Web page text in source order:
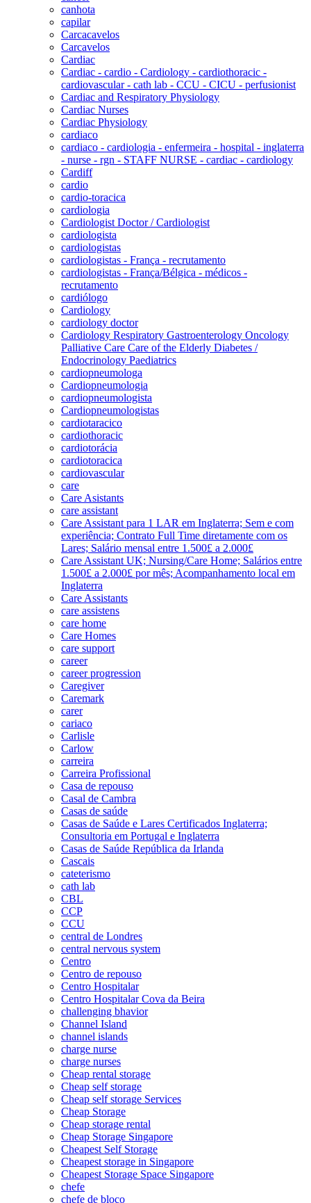
canhota
capilar
Carcacavelos
Carcavelos
Cardiac
Cardiac - cardio - Cardiology - cardiothoracic -
cardiovascular - cath lab - CCU - CICU - perfusionist
Cardiac and Respiratory Physiology
Cardiac Nurses
Cardiac Physiology
cardiaco
cardiaco - cardiologia - enfermeira - hospital - inglaterra
- nurse - rgn - STAFF NURSE - cardiac - cardiology
Cardiff
cardio
cardio-toracica
cardiologia
Cardiologist Doctor / Cardiologist
cardiologista
cardiologistas
cardiologistas - França - recrutamento
cardiologistas - França/Bélgica - médicos -
recrutamento
cardiólogo
Cardiology
cardiology doctor
Cardiology Respiratory Gastroenterology Oncology
Palliative Care Care of the Elderly Diabetes /
Endocrinology Paediatrics
cardiopneumologa
Cardiopneumologia
cardiopneumologista
Cardiopneumologistas
cardiotaracico
cardiothoracic
cardiotorácia
cardiotoracica
cardiovascular
care
Care Asistants
care assistant
Care Assistant para 1 LAR em Inglaterra; Sem e com
experiência; Contrato Full Time diretamente com os
Lares; Salário mensal entre 1.500£ a 2.000£
Care Assistant UK; Nursing/Care Home; Salários entre
1.500£ a 2.000£ por mês; Acompanhamento local em
Inglaterra
Care Assistants
care assistens
care home
Care Homes
care support
career
career progression
Caregiver
Caremark
carer
cariaco
Carlisle
Carlow
carreira
Carreira Profissional
Casa de repouso
Casal de Cambra
Casas de saúde
Casas de Saúde e Lares Certificados Inglaterra;
Consultoria em Portugal e Inglaterra
Casas de Saúde República da Irlanda
Cascais
cateterismo
cath lab
CBL
CCP
CCU
central de Londres
central nervous system
Centro
Centro de repouso
Centro Hospitalar
Centro Hospitalar Cova da Beira
challenging bhavior
Channel Island
channel islands
charge nurse
charge nurses
Cheap rental storage
Cheap self storage
Cheap self storage Services
Cheap Storage
Cheap storage rental
Cheap Storage Singapore
Cheapest Self Storage
Cheapest storage in Singapore
Cheapest Storage Space Singapore
chefe
chefe de bloco